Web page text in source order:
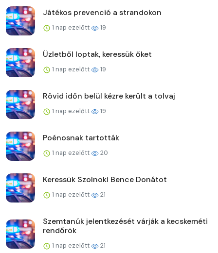
Játékos prevenció a strandokon
1 nap ezelőtt 19
Üzletből loptak, keressük őket
1 nap ezelőtt 19
Rövid időn belül kézre került a tolvaj
1 nap ezelőtt 19
Poénosnak tartották
1 nap ezelőtt 20
Keressük Szolnoki Bence Donátot
1 nap ezelőtt 21
Szemtanúk jelentkezését várják a kecskeméti
rendőrök
1 nap ezelőtt 21